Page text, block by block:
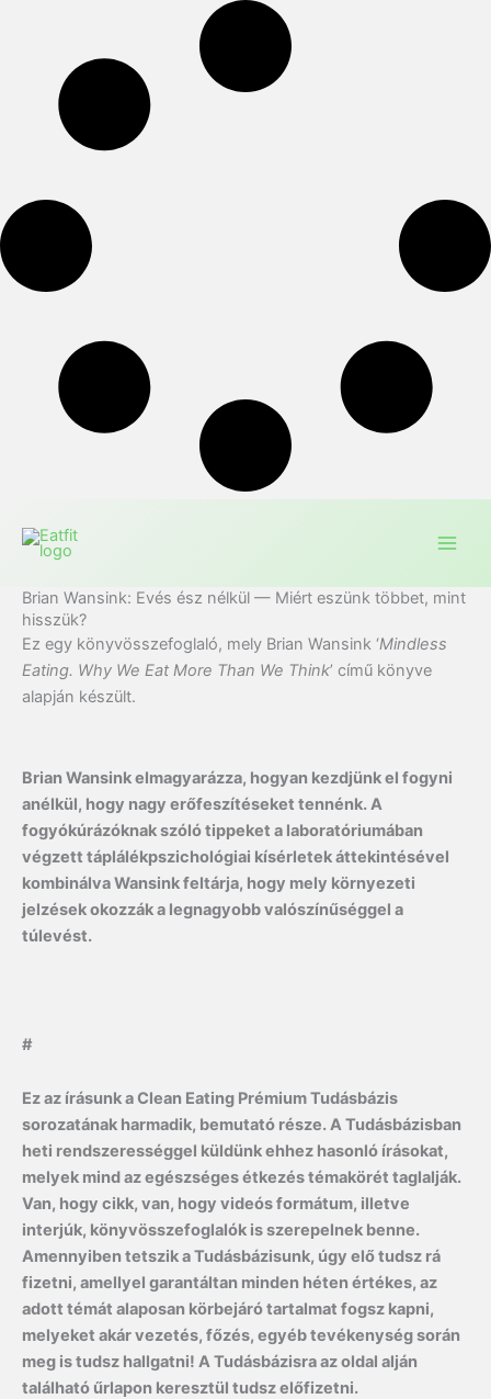
Brian Wansink: Evés ész nélkül — Miért eszünk többet, mint
hisszük?
Ez egy könyvösszefoglaló, mely Brian Wansink ‘Mindless
Eating. Why We Eat More Than We Think’ című könyve
alapján készült.
Brian Wansink elmagyarázza, hogyan kezdjünk el fogyni
anélkül, hogy nagy erőfeszítéseket tennénk. A
fogyókúrázóknak szóló tippeket a laboratóriumában
végzett táplálékpszichológiai kísérletek áttekintésével
kombinálva Wansink feltárja, hogy mely környezeti
jelzések okozzák a legnagyobb valószínűséggel a
túlevést.
#
Ez az írásunk a Clean Eating Prémium Tudásbázis
sorozatának harmadik, bemutató része. A Tudásbázisban
heti rendszerességgel küldünk ehhez hasonló írásokat,
melyek mind az egészséges étkezés témakörét taglalják.
Van, hogy cikk, van, hogy videós formátum, illetve
interjúk, könyvösszefoglalók is szerepelnek benne.
Amennyiben tetszik a Tudásbázisunk, úgy elő tudsz rá
fizetni, amellyel garantáltan minden héten értékes, az
adott témát alaposan körbejáró tartalmat fogsz kapni,
melyeket akár vezetés, főzés, egyéb tevékenység során
meg is tudsz hallgatni! A Tudásbázisra az oldal alján
található űrlapon keresztül tudsz előfizetni.